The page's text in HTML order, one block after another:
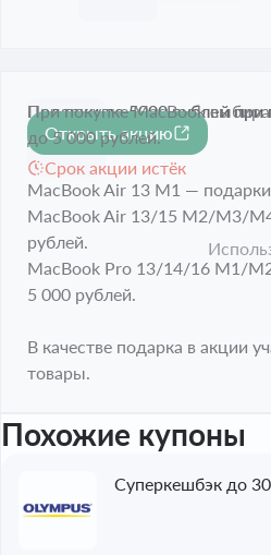
Подарки до 5000 рублей при
MacBook
Срок акции истёк
При покупке MacBook
до 5 000 рублей.
MacBook Air 13 M1 —
MacBook Air 13/15 M2/M3/
рублей.
MacBook Pro 13/14/16 M1/
5 000 рублей.
В качестве подарка в акции
товары.
Открыть акцию
Похожие купоны
Суперкешбэк до